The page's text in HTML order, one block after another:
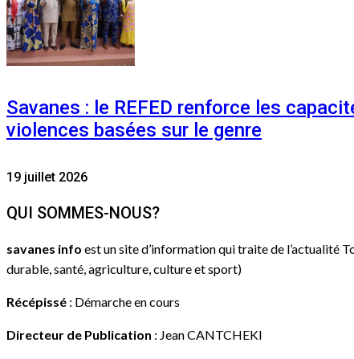
Savanes : le REFED renforce les
violences basées sur le genre
19 juillet 2026
QUI SOMMES-NOUS?
savanes info est un site d’information qui traite de l’actualité
durable, santé, agriculture, culture et sport)
Récépissé : Démarche en cours
Directeur de Publication : Jean CANTCHEKI